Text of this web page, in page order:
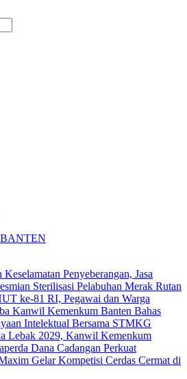
Penyeberangan, Jasa
Sterilisasi Pelabuhan Merak Rutan
ke-81 RI, Pegawai dan Warga
Kanwil Kemenkum Banten Bahas
Intelektual Bersama STMKG
Lebak 2029, Kanwil Kemenkum
Dana Cadangan Perkuat
Gelar Kompetisi Cerdas Cermat di